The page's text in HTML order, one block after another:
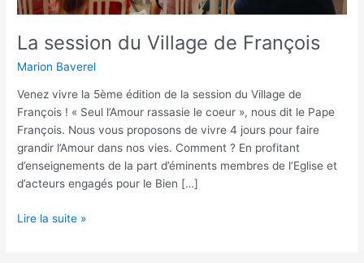
La session du Village de François
Marion Baverel
Venez vivre la 5ème édition de la session du Village de
François ! « Seul l’Amour rassasie le coeur », nous dit le Pape
François. Nous vous proposons de vivre 4 jours pour faire
grandir l’Amour dans nos vies. Comment ? En profitant
d’enseignements de la part d’éminents membres de l’Eglise et
d’acteurs engagés pour le Bien […]
Lire la suite »